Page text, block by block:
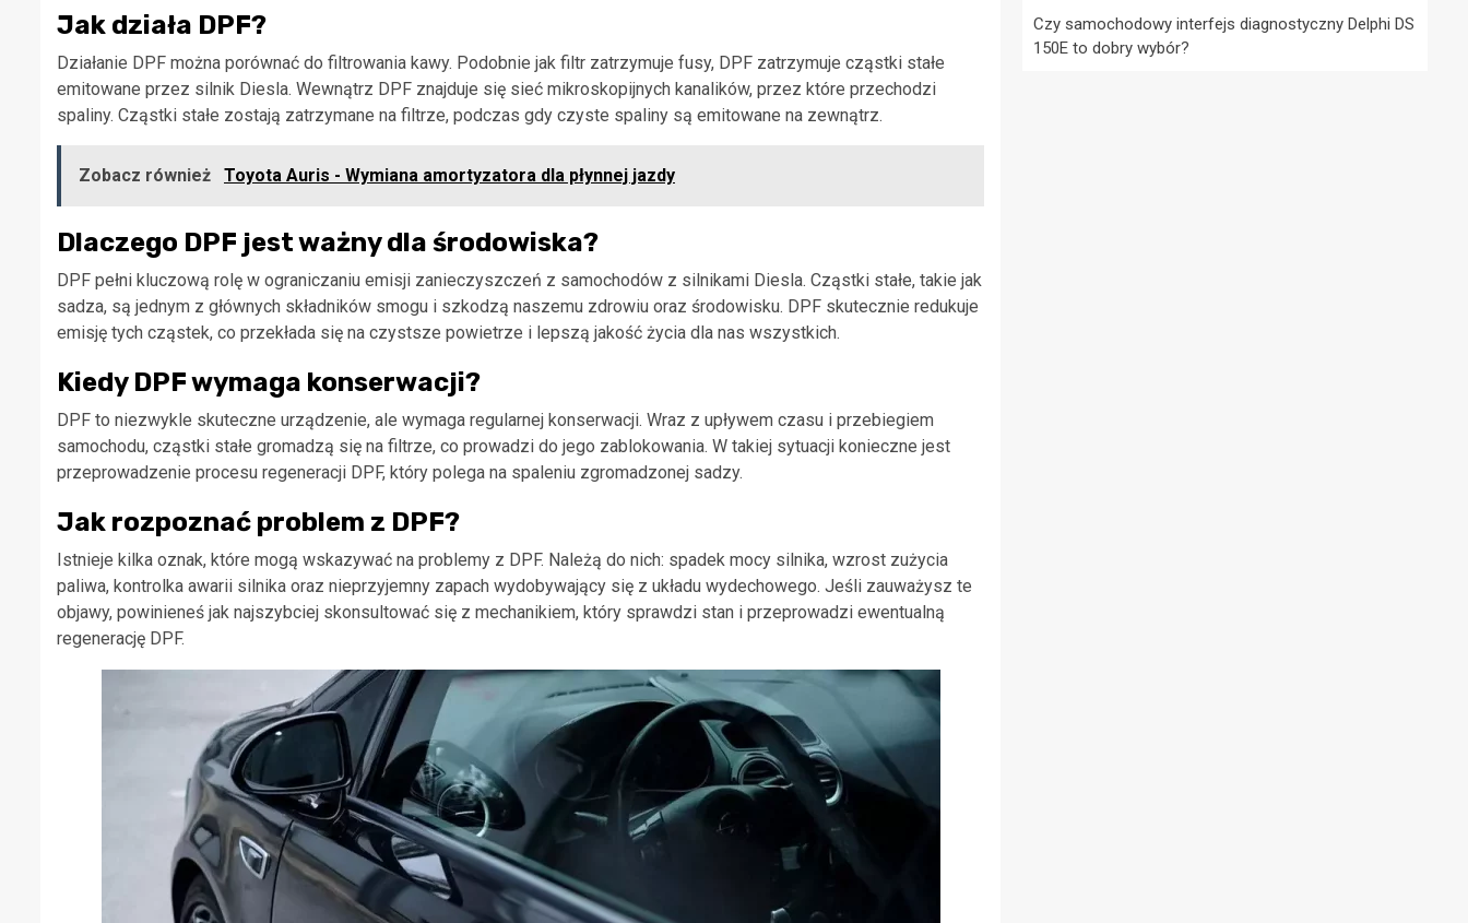
Jak działa DPF?
Działanie DPF można porównać do filtrowania kawy. Podobnie jak filtr zatrzymuje fusy, DPF zatrzymuje cząstki stałe
emitowane przez silnik Diesla. Wewnątrz DPF znajduje się sieć mikroskopijnych kanalików, przez które przechodzi
spaliny. Cząstki stałe zostają zatrzymane na filtrze, podczas gdy czyste spaliny są emitowane na zewnątrz.
Zobacz również Toyota Auris - Wymiana amortyzatora dla płynnej jazdy
Dlaczego DPF jest ważny dla środowiska?
DPF pełni kluczową rolę w ograniczaniu emisji zanieczyszczeń z samochodów z silnikami Diesla. Cząstki stałe, takie jak
sadza, są jednym z głównych składników smogu i szkodzą naszemu zdrowiu oraz środowisku. DPF skutecznie redukuje
emisję tych cząstek, co przekłada się na czystsze powietrze i lepszą jakość życia dla nas wszystkich.
Kiedy DPF wymaga konserwacji?
DPF to niezwykle skuteczne urządzenie, ale wymaga regularnej konserwacji. Wraz z upływem czasu i przebiegiem
samochodu, cząstki stałe gromadzą się na filtrze, co prowadzi do jego zablokowania. W takiej sytuacji konieczne jest
przeprowadzenie procesu regeneracji DPF, który polega na spaleniu zgromadzonej sadzy.
Jak rozpoznać problem z DPF?
Istnieje kilka oznak, które mogą wskazywać na problemy z DPF. Należą do nich: spadek mocy silnika, wzrost zużycia
paliwa, kontrolka awarii silnika oraz nieprzyjemny zapach wydobywający się z układu wydechowego. Jeśli zauważysz te
objawy, powinieneś jak najszybciej skonsultować się z mechanikiem, który sprawdzi stan i przeprowadzi ewentualną
regenerację DPF.
Czy samochodowy interfejs diagnostyczny Delphi DS
150E to dobry wybór?